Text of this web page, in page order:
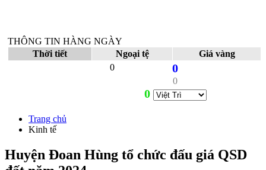
THÔNG TIN HÀNG NGÀY
Thời tiết
Ngoại tệ
Giá vàng
0
0
0
0
Trang chủ
Kinh tế
Huyện Đoan Hùng tổ chức đấu giá QSD